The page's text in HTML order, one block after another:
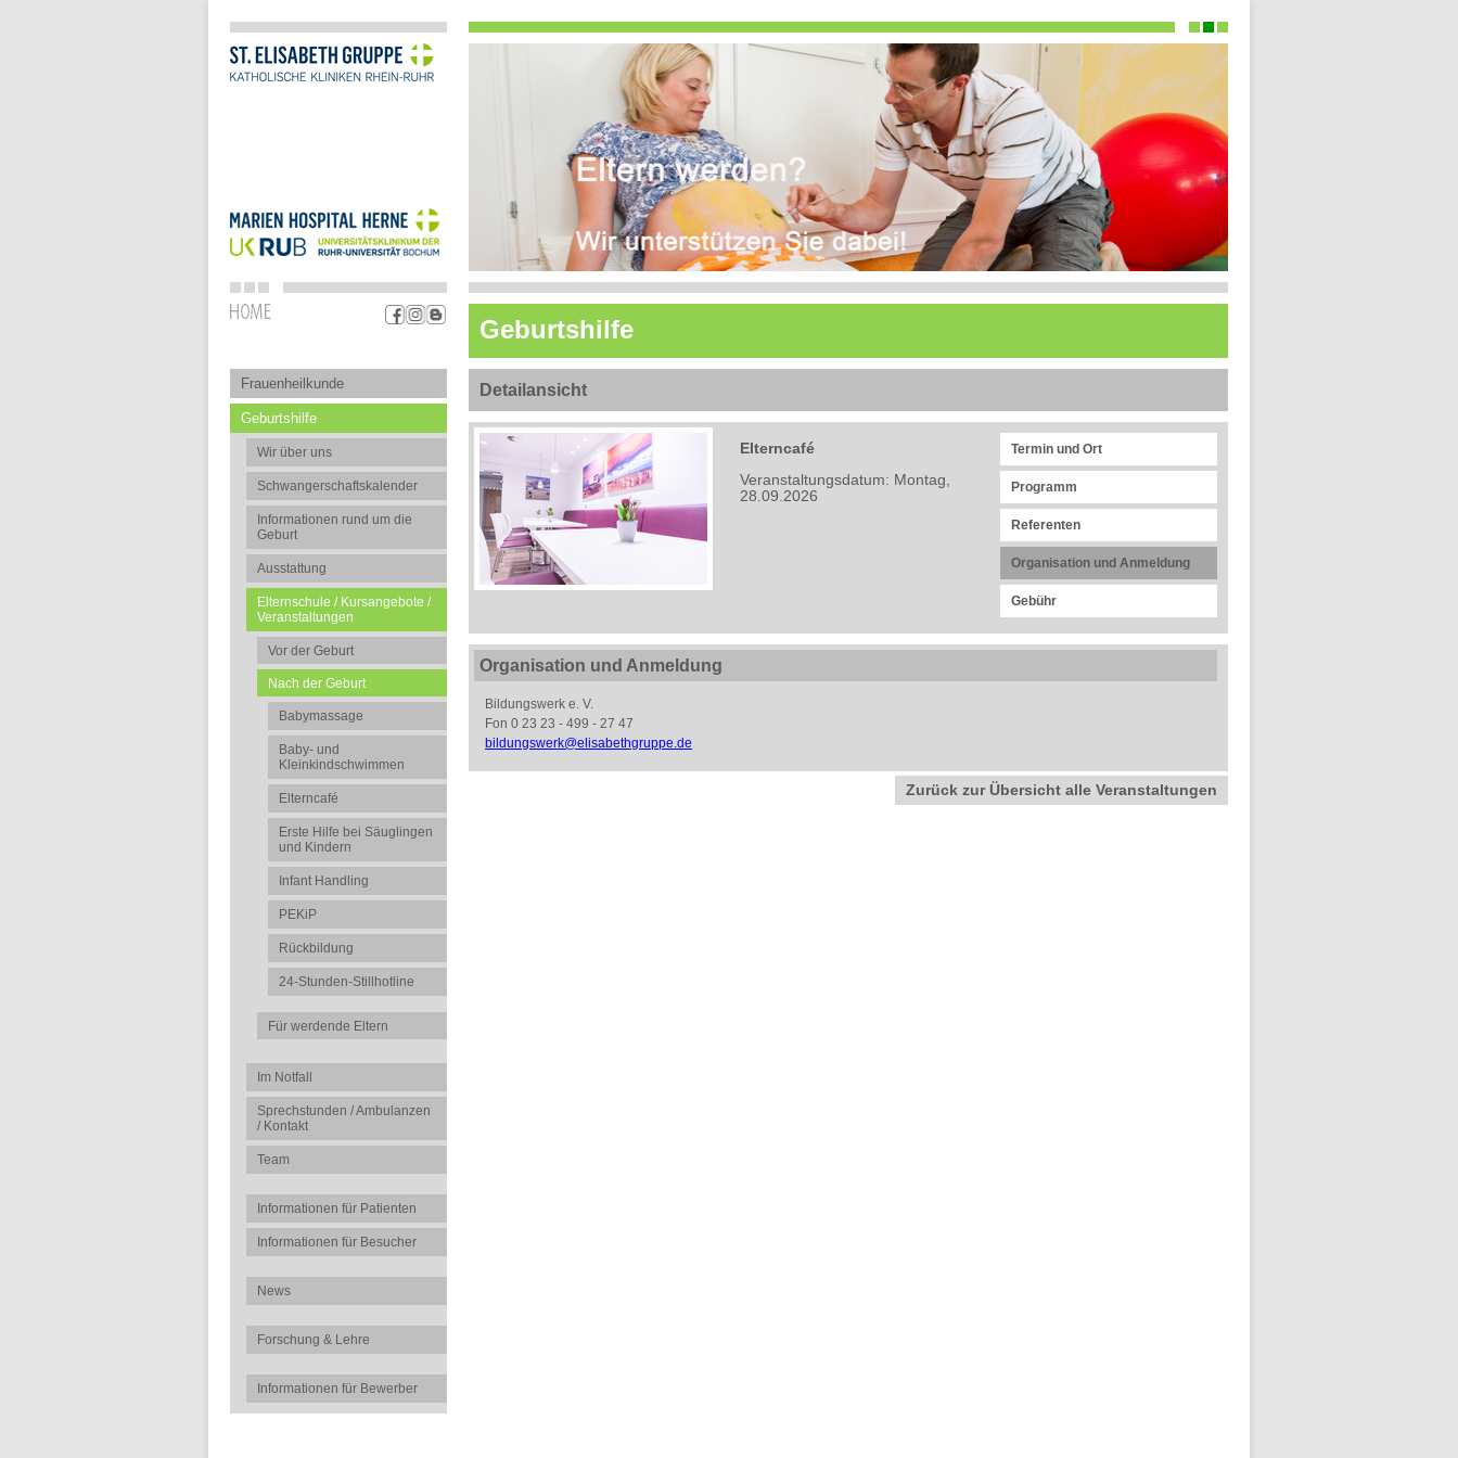
Geburtshilfe
Frauenheilkunde
Geburtshilfe
Wir über uns
Schwangerschaftskalender
Informationen rund um die
Geburt
Ausstattung
Elternschule / Kursangebote /
Veranstaltungen
Vor der Geburt
Nach der Geburt
Babymassage
Baby- und
Kleinkindschwimmen
Elterncafé
Erste Hilfe bei Säuglingen
und Kindern
Infant Handling
PEKiP
Rückbildung
24-Stunden-Stillhotline
Für werdende Eltern
Im Notfall
Sprechstunden / Ambulanzen
/ Kontakt
Team
Informationen für Patienten
Informationen für Besucher
News
Forschung & Lehre
Informationen für Bewerber
Detailansicht
Elterncafé
Veranstaltungsdatum: Montag,
28.09.2026
Termin und Ort
Programm
Referenten
Organisation und Anmeldung
Gebühr
Organisation und Anmeldung
Bildungswerk e. V.
Fon 0 23 23 - 499 - 27 47
bildungswerk@elisabethgruppe.de
Zurück zur Übersicht alle Veranstaltungen